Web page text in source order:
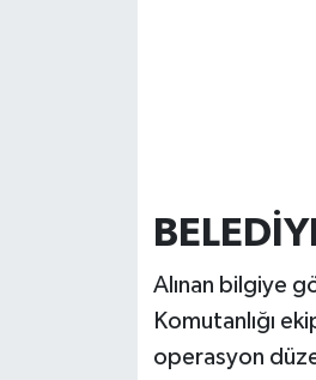
Alınan bilgiye
Komutanlığı
operasyon